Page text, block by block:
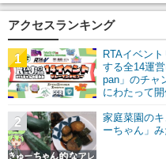
アクセスランキング
RTAイベン
する全14運
pan」のチャ
にわたって
1
家庭菜園の
ーちゃん」
2